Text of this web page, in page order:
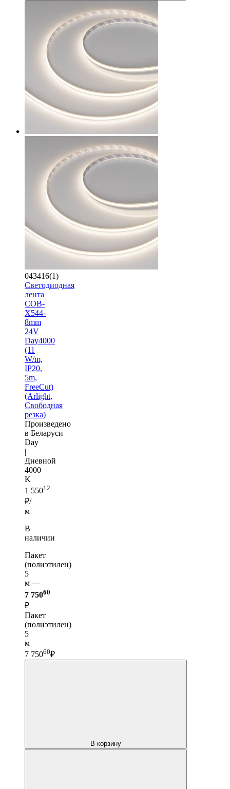
043416(1)
Светодиодная
лента
COB-
X544-
8mm
24V
Day4000
(11
W/m,
IP20,
5m,
FreeCut)
(Arlight,
Свободная
резка)
Произведено
в Беларуси
Day
|
Дневной
4000
K
1 55012
₽/
м
В
наличии
Пакет
(полиэтилен)
5
м —
7 75060
₽
Пакет
(полиэтилен)
5
м
7 75060₽
В корзину